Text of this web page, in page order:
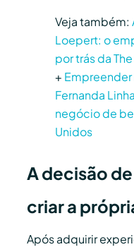
Veja também:
Loepert: o
por trás da
+
Fernanda
negócio de
Unidos
A decisão
criar a
Após adquirir